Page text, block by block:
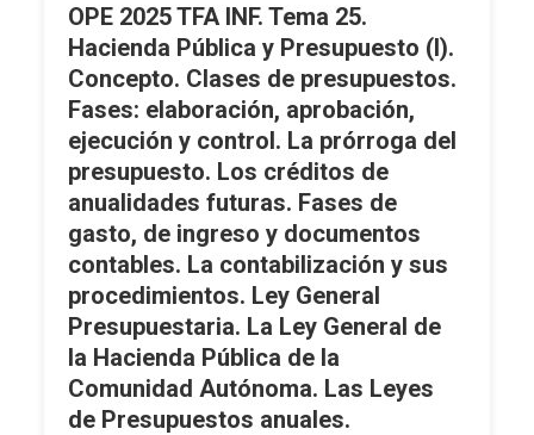
De
Andalucía.
El
Presupuesto
De
Pública
En
Andalucía.
El
Sistema
Integrado
De
OPE 2025 TFA INF. Tema 25.
Hacienda Pública y Presupuesto (I).
Concepto. Clases de presupuestos.
Fases: elaboración, aprobación,
ejecución y control. La prórroga del
presupuesto. Los créditos de
anualidades futuras. Fases de
gasto, de ingreso y documentos
contables. La contabilización y sus
procedimientos. Ley General
Presupuestaria. La Ley General de
la Hacienda Pública de la
Comunidad Autónoma. Las Leyes
de Presupuestos anuales.